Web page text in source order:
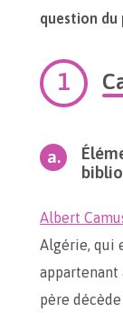
question du
Albert
Algérie, qui
appartenant
père